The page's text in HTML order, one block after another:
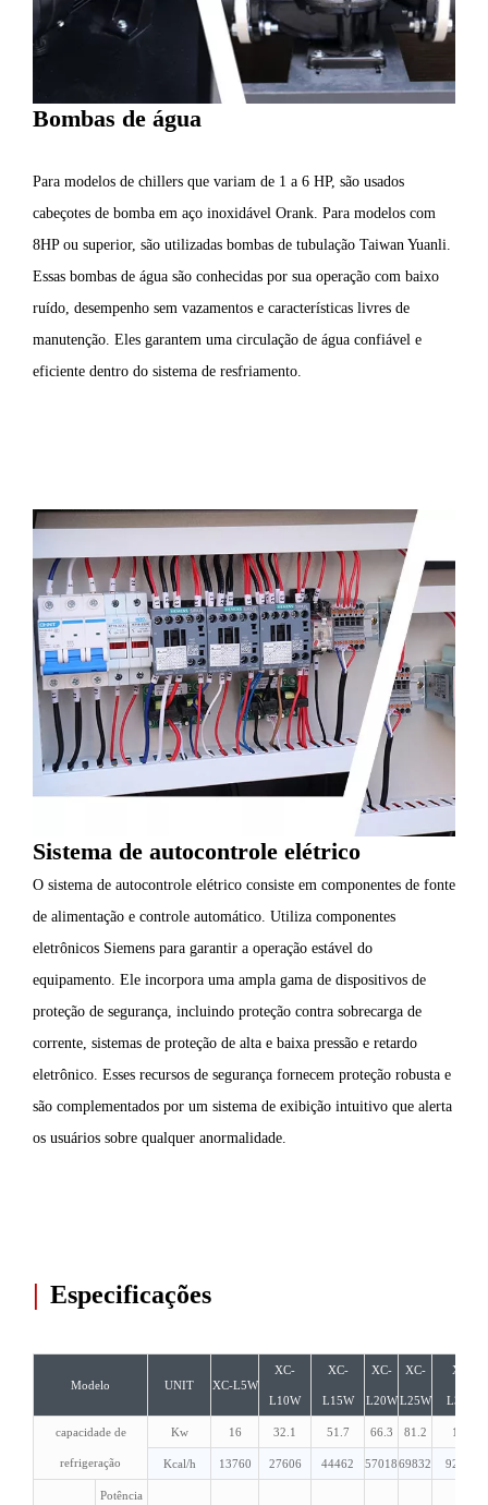
Bombas de água
Para modelos de chillers que variam de 1 a 6 HP, são usados
cabeçotes de bomba em aço inoxidável Orank. Para modelos com
8HP ou superior, são utilizadas bombas de tubulação Taiwan Yuanli.
Essas bombas de água são conhecidas por sua operação com baixo
ruído, desempenho sem vazamentos e características livres de
manutenção. Eles garantem uma circulação de água confiável e
eficiente dentro do sistema de resfriamento.
Sistema de autocontrole elétrico
O sistema de autocontrole elétrico consiste em componentes de fonte
de alimentação e controle automático. Utiliza componentes
eletrônicos Siemens para garantir a operação estável do
equipamento. Ele incorpora uma ampla gama de dispositivos de
proteção de segurança, incluindo proteção contra sobrecarga de
corrente, sistemas de proteção de alta e baixa pressão e retardo
eletrônico. Esses recursos de segurança fornecem proteção robusta e
são complementados por um sistema de exibição intuitivo que alerta
os usuários sobre qualquer anormalidade.
| Especificações
Modelo UNIT XC-L5W
XC-
L10W
XC-
L15W
XC-
L20W
XC-
L25W
XC-
L30W
capacidade de
refrigeração
Kw 16 32.1 51.7 66.3 81.2 108
Kcal/h 13760 27606 44462 5701869832 92880
Potência